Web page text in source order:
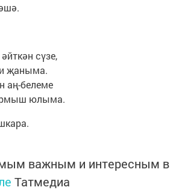
сүзе,
җаныма.
аң-белеме
юлыма.
важным и интересным в
Татмедиа